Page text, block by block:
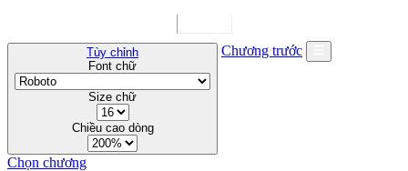
Tùy chỉnh
Font chữ
Size chữ
Chiều cao dòng
Chương trước
Chọn chương